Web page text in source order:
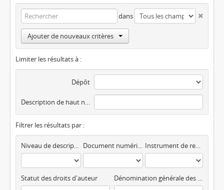
dans
Ajouter de nouveaux critères
Limiter les résultats à :
Dépôt
Description de haut niveau
Filtrer les résultats par :
Niveau de description Document numérique disponible Instrument de recherche
Statut des droits d'auteur Dénomination générale des documents